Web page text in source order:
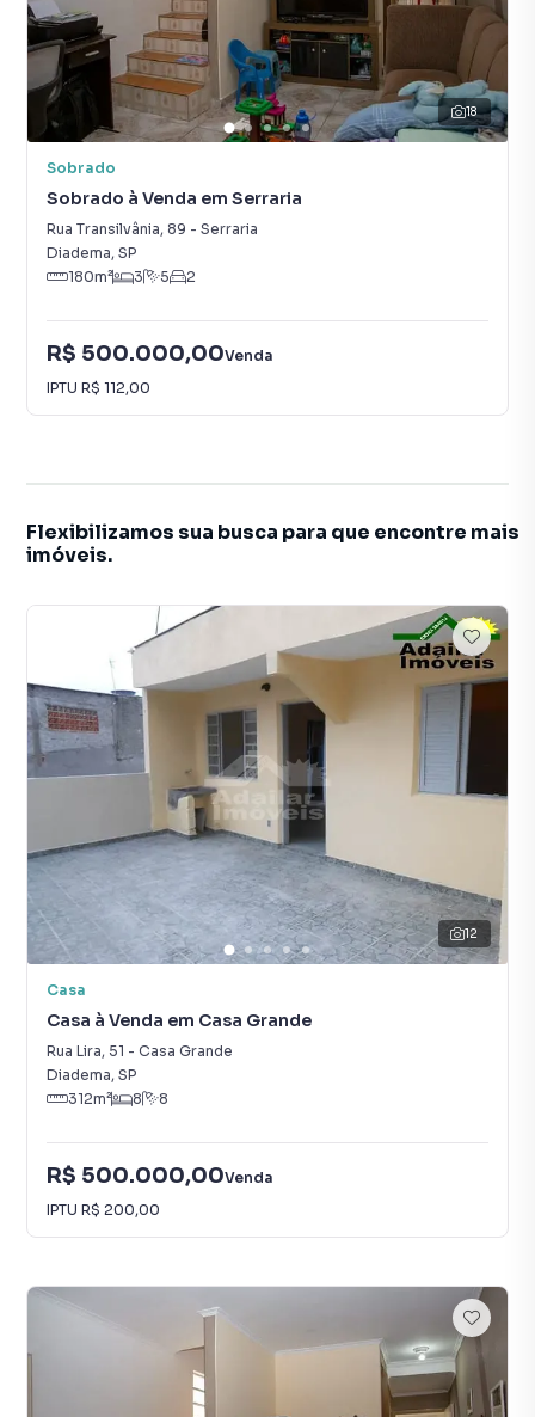
18
Sobrado
Sobrado à Venda em Serraria
Rua Transilvânia, 89 - Serraria
Diadema, SP
180m² 3 5 2
R$ 500.000,00Venda
IPTU R$ 112,00
Flexibilizamos sua busca para que encontre mais
imóveis.
12
Casa
Casa à Venda em Casa Grande
Rua Lira, 51 - Casa Grande
Diadema, SP
312m² 8 8
R$ 500.000,00Venda
IPTU R$ 200,00